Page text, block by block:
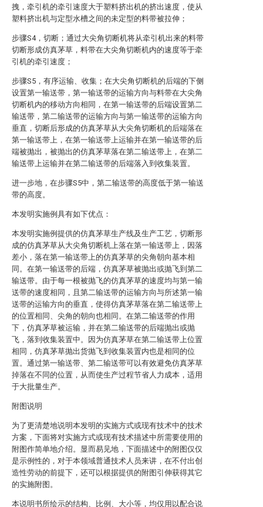
拽，牵引机的牵引速度大于塑料挤出机的挤出速度，使从
塑料挤出机与定型水槽之间的未定型的料带被拉伸；
步骤S4，切断；通过大尖角切断机将从牵引机出来的料带
切断形成仿真茅草，料带在大尖角切断机内的速度等于牵
引机的牵引速度；
步骤S5，有序运输、收集；在大尖角切断机的后端的下侧
设置第一输送带，第一输送带的运输方向与料带在大尖角
切断机内的移动方向相同，在第一输送带的后端设置第二
输送带，第二输送带的运输方向与第一输送带的运输方向
垂直，切断后形成的仿真茅草从大尖角切断机的后端落在
第一输送带上，在第一输送带上运输并在第一输送带的后
端被抛出，被抛出的仿真茅草落在第二输送带上，在第二
输送带上运输并在第二输送带的后端落入到收集装置。
进一步地，在步骤S5中，第二输送带的高度低于第一输送
带的高度。
本发明实施例具有如下优点：
本发明实施例提供的仿真茅草生产线及生产工艺，切断形
成的仿真茅草从大尖角切断机上落在第一输送带上，因落
差小，落在第一输送带上的仿真茅草的尖角朝向基本相
同。在第一输送带的后端，仿真茅草被抛出或抛飞到第二
输送带。由于每一根被抛飞的仿真茅草的速度均与第一输
送带的速度相同，且第二输送带的运输方向与所述第一输
送带的运输方向的垂直，使得仿真茅草落在第二输送带上
的位置相同、尖角的朝向也相同。在第二输送带的作用
下，仿真茅草被运输，并在第二输送带的后端抛出或抛
飞，落到收集装置中。因为仿真茅草在第二输送带上位置
相同，仿真茅草抛出货抛飞到收集装置内也是相同的位
置。通过第一输送带、第二输送带可以有效避免仿真茅草
掉落在不同的位置，从而使生产过程节省人力成本，适用
于大批量生产。
附图说明
为了更清楚地说明本发明的实施方式或现有技术中的技术
方案，下面将对实施方式或现有技术描述中所需要使用的
附图作简单地介绍。显而易见地，下面描述中的附图仅仅
是示例性的，对于本领域普通技术人员来讲，在不付出创
造性劳动的前提下，还可以根据提供的附图引伸获得其它
的实施附图。
本说明书所绘示的结构、比例、大小等，均仅用以配合说